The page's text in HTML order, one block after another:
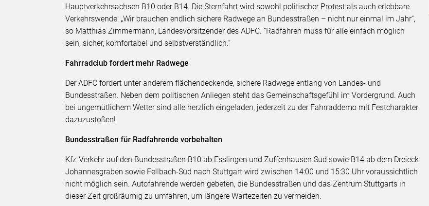
Hauptverkehrsachsen B10 oder B14. Die Sternfahrt wird sowohl politischer Protest als auch erlebbare
Verkehrswende: „Wir brauchen endlich sichere Radwege an Bundesstraßen – nicht nur einmal im Jahr“,
so Matthias Zimmermann, Landesvorsitzender des ADFC. “Radfahren muss für alle einfach möglich
sein, sicher, komfortabel und selbstverständlich.“
Fahrradclub fordert mehr Radwege
Der ADFC fordert unter anderem flächendeckende, sichere Radwege entlang von Landes- und
Bundesstraßen. Neben dem politischen Anliegen steht das Gemeinschaftsgefühl im Vordergrund. Auch
bei ungemütlichem Wetter sind alle herzlich eingeladen, jederzeit zu der Fahrraddemo mit Festcharakter
dazuzustoßen!
Bundesstraßen für Radfahrende vorbehalten
Kfz-Verkehr auf den Bundesstraßen B10 ab Esslingen und Zuffenhausen Süd sowie B14 ab dem Dreieck
Johannesgraben sowie Fellbach-Süd nach Stuttgart wird zwischen 14:00 und 15:30 Uhr voraussichtlich
nicht möglich sein. Autofahrende werden gebeten, die Bundesstraßen und das Zentrum Stuttgarts in
dieser Zeit großräumig zu umfahren, um längere Wartezeiten zu vermeiden.